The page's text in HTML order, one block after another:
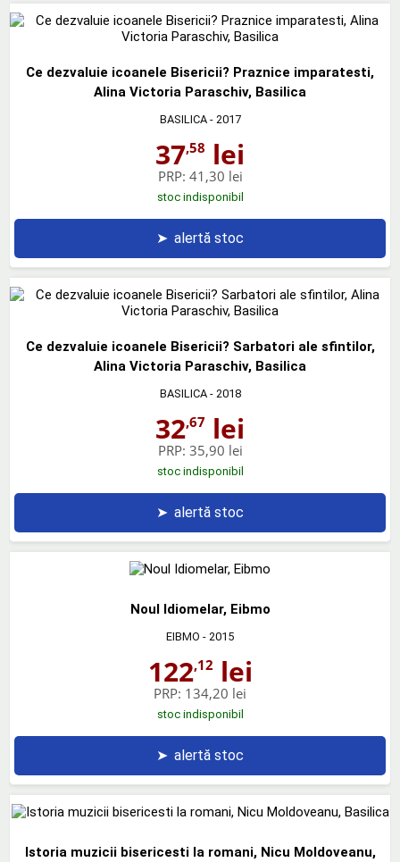
Ce dezvaluie icoanele Bisericii? Praznice imparatesti,
Alina Victoria Paraschiv, Basilica
BASILICA- 2017
37,58 lei
PRP: 41,30 lei
stoc indisponibil
➤ alertă stoc
Ce dezvaluie icoanele Bisericii? Sarbatori ale sfintilor,
Alina Victoria Paraschiv, Basilica
BASILICA- 2018
32,67 lei
PRP: 35,90 lei
stoc indisponibil
➤ alertă stoc
Noul Idiomelar, Eibmo
EIBMO - 2015
122,12lei
PRP: 134,20 lei
stoc indisponibil
➤ alertă stoc
Istoria muzicii bisericesti la romani, Nicu Moldoveanu,